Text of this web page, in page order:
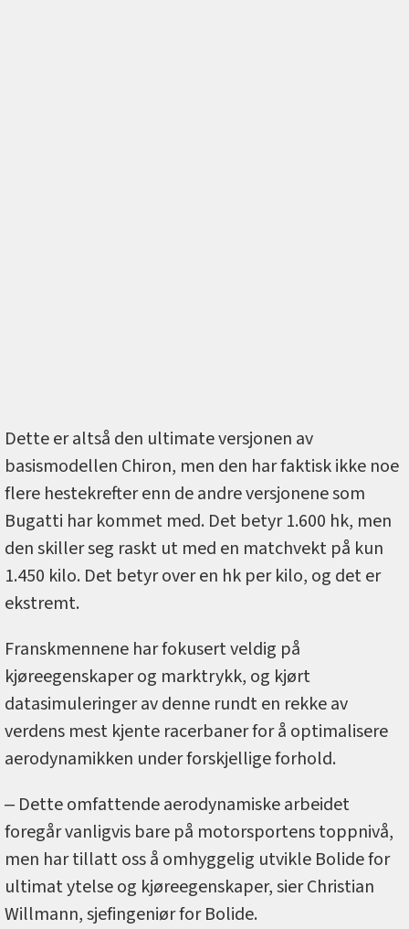
Dette er altså den ultimate versjonen av
basismodellen Chiron, men den har faktisk ikke noe
flere hestekrefter enn de andre versjonene som
Bugatti har kommet med. Det betyr 1.600 hk, men
den skiller seg raskt ut med en matchvekt på kun
1.450 kilo. Det betyr over en hk per kilo, og det er
ekstremt.
Franskmennene har fokusert veldig på
kjøreegenskaper og marktrykk, og kjørt
datasimuleringer av denne rundt en rekke av
verdens mest kjente racerbaner for å optimalisere
aerodynamikken under forskjellige forhold.
‒ Dette omfattende aerodynamiske arbeidet
foregår vanligvis bare på motorsportens toppnivå,
men har tillatt oss å omhyggelig utvikle Bolide for
ultimat ytelse og kjøreegenskaper, sier Christian
Willmann, sjefingeniør for Bolide.